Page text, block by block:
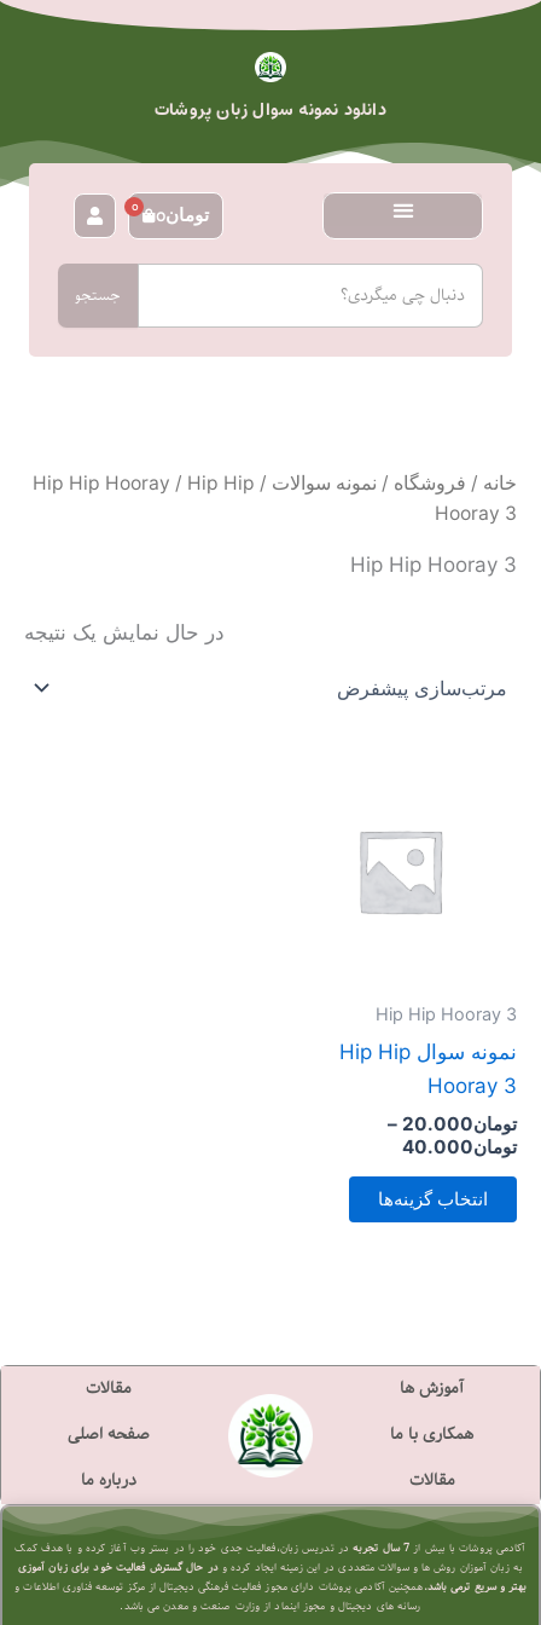
پرش
دانلود نمونه سوال زبان پروشات
تومان0
0سبد
خرید
جستجو
جستجو
خانه / فروشگاه / نمونه سوالات /
Hip Hip Hooray / Hip Hip
Hooray 3
Hip Hip Hooray 3
در حال نمایش یک نتیجه
Hip Hip Hooray 3
نمونه سوال Hip Hip
Hooray 3
تومان20.000
–
تومان40.000
تا
تومان40.000
انتخاب گزینه‌ها
ها
صفحه
آموزش ها
همکاری با ما
مقالات
مقالات
صفحه اصلی
درباره ما
آکادمی پروشات با بیش از 7 سال تجربه
در تدریس زبان،فعالیت جدی خود را در بستر وب آغاز کرده و با هدف کمک
به زبان آموزان روش ها و سوالات متعددی در این زمینه ایجاد کرده ودر حال گسترش فعالیت خود برای زبان آموزی
بهتر و سریع ترمی باشد.همچنین آکادمی پروشات دارای مجوز فعالیت فرهنگی دیجیتال از مرکز توسعه فناوری اطلاعات و
رسانه های دیجیتال و مجوز اینماد از وزارت صنعت و معدن می باشد.